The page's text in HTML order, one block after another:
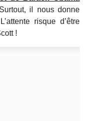
il nous donne
risque d’être
!